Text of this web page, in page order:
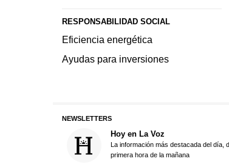
RESPONSABILIDAD SOCIAL
Eficiencia energética
Ayudas para inversiones
NEWSLETTERS
Hoy en La Voz
La información más destacada del día,
primera hora de la mañana